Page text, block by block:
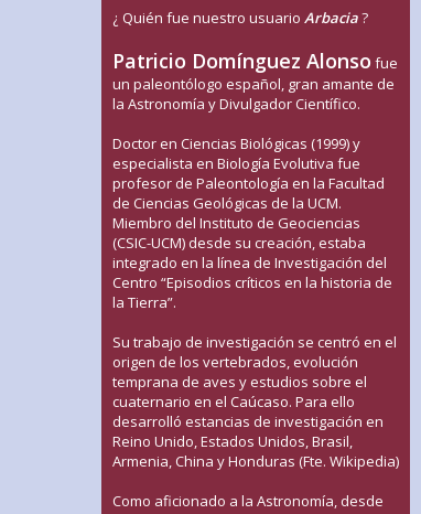
¿ Quién fue nuestro usuario Arbacia?
Patricio Domínguez Alonso fue
un paleontólogo español, gran amante de
la Astronomía y Divulgador Científico.
Doctor en Ciencias Biológicas (1999) y
especialista en Biología Evolutiva fue
profesor de Paleontología en la Facultad
de Ciencias Geológicas de la UCM.
Miembro del Instituto de Geociencias
(CSIC-UCM) desde su creación, estaba
integrado en la línea de Investigación del
Centro “Episodios críticos en la historia de
la Tierra”.
Su trabajo de investigación se centró en el
origen de los vertebrados, evolución
temprana de aves y estudios sobre el
cuaternario en el Caúcaso. Para ello
desarrolló estancias de investigación en
Reino Unido, Estados Unidos, Brasil,
Armenia, China y Honduras (Fte. Wikipedia)
Como aficionado a la Astronomía, desde